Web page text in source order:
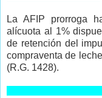
La AFIP prorroga
alícuota al 1%
de retención del
compraventa de
(R.G. 1428).